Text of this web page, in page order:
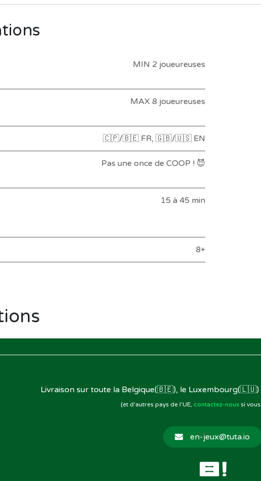
MIN 2 joueureuses
MAX 8 joueureuses
🇨🇵/🇧🇪 FR, 🇬🇧/🇺🇸 EN
Pas une once de COOP ! 😈
15 à 45 min
8+
Livraison sur toute la Belgique(🇧🇪), le
(et d'autres pays de l'UE, contactez-noussi vous
en-jeux@tuta.io